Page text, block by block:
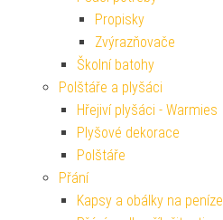
Propisky
Zvýrazňovače
Školní batohy
Polštáře a plyšáci
Hřejiví plyšáci - Warmies
Plyšové dekorace
Polštáře
Přání
Kapsy a obálky na peníze